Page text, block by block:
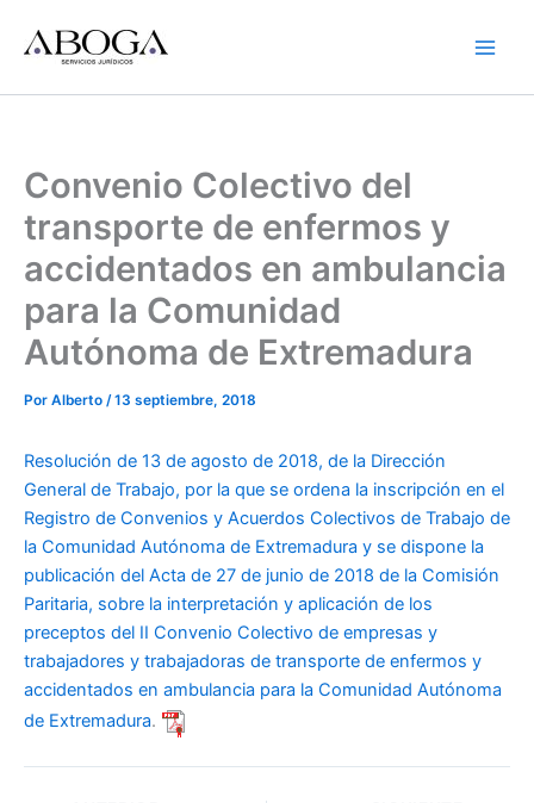
contenido
Convenio Colectivo del
transporte de enfermos y
accidentados en ambulancia
para la Comunidad
Autónoma de Extremadura
Por Alberto /13 septiembre, 2018
Resolución de 13 de agosto de 2018, de la Dirección
General de Trabajo, por la que se ordena la inscripción en el
Registro de Convenios y Acuerdos Colectivos de Trabajo de
la Comunidad Autónoma de Extremadura y se dispone la
publicación del Acta de 27 de junio de 2018 de la Comisión
Paritaria, sobre la interpretación y aplicación de los
preceptos del II Convenio Colectivo de empresas y
trabajadores y trabajadoras de transporte de enfermos y
accidentados en ambulancia para la Comunidad Autónoma
de Extremadura.